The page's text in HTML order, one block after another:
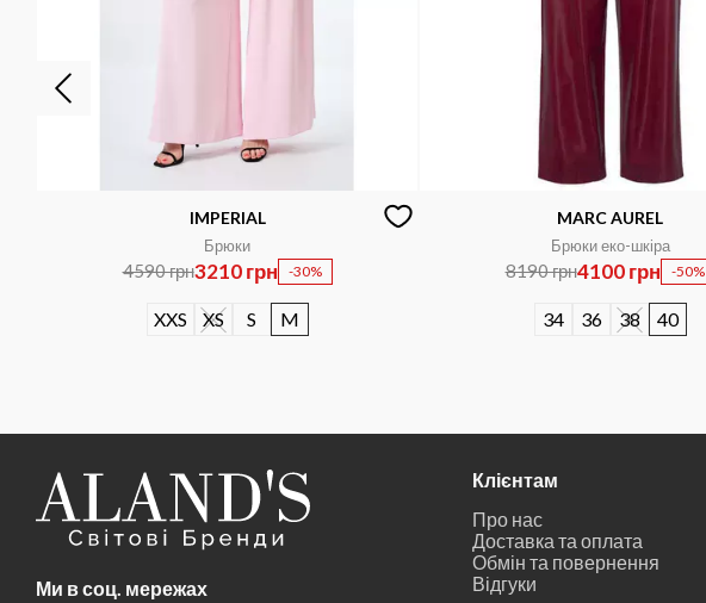
IMPERIAL
Брюки
4590 грн3210 грн -30%
XXS XS S M
MARC AUREL
Брюки еко-шкіра
8190 грн4100 грн -50%
34 36 38 40
Ми в соц. мережах
Клієнтам
Про нас
Доставка та оплата
Обмін та повернення
Відгуки